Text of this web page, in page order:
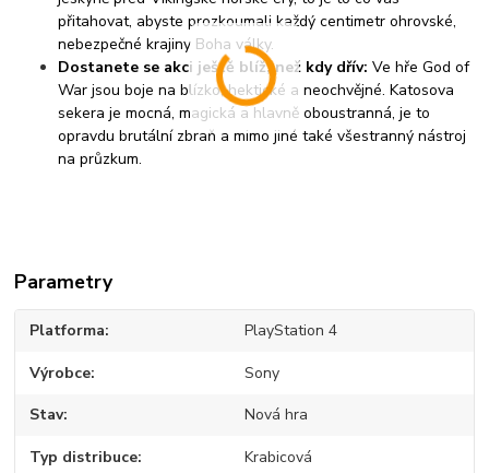
přitahovat, abyste prozkoumali každý centimetr ohrovské,
nebezpečné krajiny Boha války.
Dostanete se akci ještě blíž, než kdy dřív:Ve hře God of
War jsou boje na blízko, hektické a neochvějné. Katosova
sekera je mocná, magická a hlavně oboustranná, je to
opravdu brutální zbraň a mimo jiné také všestranný nástroj
na průzkum.
Parametry
Platforma PlayStation 4
Výrobce Sony
Stav Nová hra
Typ distribuce Krabicová